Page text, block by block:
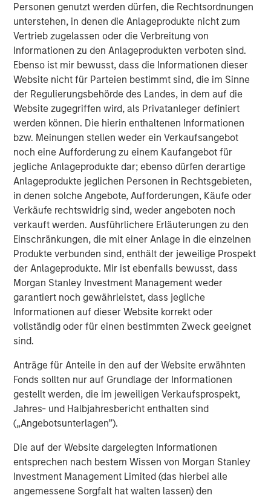
Personen genutzt werden dürfen, die Rechtsordnungen
unterstehen, in denen die Anlageprodukte nicht zum
Vertrieb zugelassen oder die Verbreitung von
Informationen zu den Anlageprodukten verboten sind.
Ebenso ist mir bewusst, dass die Informationen dieser
Website nicht für Parteien bestimmt sind, die im Sinne
der Regulierungsbehörde des Landes, in dem auf die
Website zugegriffen wird, als Privatanleger definiert
werden können. Die hierin enthaltenen Informationen
bzw. Meinungen stellen weder ein Verkaufsangebot
noch eine Aufforderung zu einem Kaufangebot für
jegliche Anlageprodukte dar; ebenso dürfen derartige
Anlageprodukte jeglichen Personen in Rechtsgebieten,
in denen solche Angebote, Aufforderungen, Käufe oder
Verkäufe rechtswidrig sind, weder angeboten noch
verkauft werden. Ausführlichere Erläuterungen zu den
Einschränkungen, die mit einer Anlage in die einzelnen
Produkte verbunden sind, enthält der jeweilige Prospekt
der Anlageprodukte. Mir ist ebenfalls bewusst, dass
Morgan Stanley Investment Management weder
garantiert noch gewährleistet, dass jegliche
Informationen auf dieser Website korrekt oder
vollständig oder für einen bestimmten Zweck geeignet
sind.
Anträge für Anteile in den auf der Website erwähnten
Fonds sollten nur auf Grundlage der Informationen
gestellt werden, die im jeweiligen Verkaufsprospekt,
Jahres- und Halbjahresbericht enthalten sind
(„Angebotsunterlagen”).
Die auf der Website dargelegten Informationen
entsprechen nach bestem Wissen von Morgan Stanley
Investment Management Limited (das hierbei alle
angemessene Sorgfalt hat walten lassen) den
marketplace.
Impact on Consumers
Production in the U.S. cannot ramp up quickly enough to
absorb the units produced abroad and imported to the
U.S. The labor market remains tight and additional shifts
will be expensive to fill. Building new plants and bringing
them up to speed takes several years. In the long run, we
believe the creation of additional plants and running at
higher capacity is beneficial to employment, and
inflationary to the consumer. U.S. consumers will likely
face price increases in both new and used vehicles. We
expect all-in demand for new vehicles to decline and
insurance premiums to rise due to the increase in repair
costs driven by tariffs on auto parts.
Impact on Auto Manufacturers
Car manufacturers have historically weak pricing power,
with complex manufacturing footprints and supply chains
that have been developed over several decades. While
they can pass through some costs, the sector will have to
deal with production shutdowns potentially leading to
plant closures, lower workforce, and lower demand from
consumers in an uncertain economic environment. The
car manufacturers will need to determine how to pass
along the costs to consumers, with a disproportionate
share going to higher-end vehicles, where demand is less
price sensitive.
There is also no process in place to collect the tariffs yet,
imposing potential bottlenecks on the supply chain. The
original equipment manufacturers (OEM)s will likely be
forced to support critical suppliers that may struggle with
the tariff impact, as they did during the post-COVID-19
shutdown supply chain shocks.